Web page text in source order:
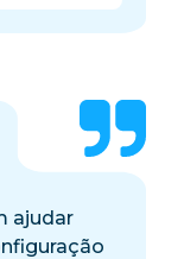
ajudar